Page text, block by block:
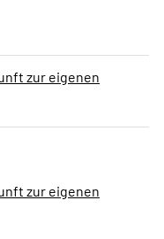
zur eigenen
zur eigenen